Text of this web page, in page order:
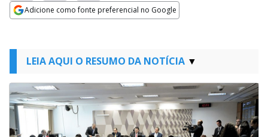
Adicione como fonte preferencial no Google
LEIA AQUI O RESUMO DA NOTÍCIA